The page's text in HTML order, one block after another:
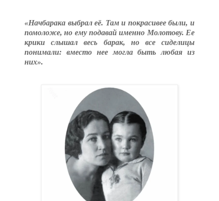
«Начбарака выбрал её. Там и покрасивее были, и
помоложе, но ему подавай именно Молотову. Ее
крики слышал весь барак, но все сиделицы
понимали: вместо нее могла быть любая из
них».